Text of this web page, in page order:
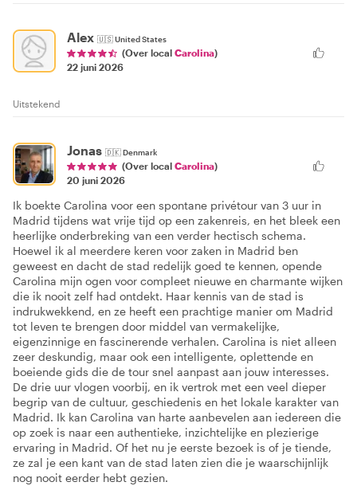
Alex 🇺🇸United States
(Over local Carolina)
22 juni 2026
Uitstekend
Jonas 🇩🇰Denmark
(Over local Carolina)
20 juni 2026
Ik boekte Carolina voor een spontane privétour van 3 uur in
Madrid tijdens wat vrije tijd op een zakenreis, en het bleek een
heerlijke onderbreking van een verder hectisch schema.
Hoewel ik al meerdere keren voor zaken in Madrid ben
geweest en dacht de stad redelijk goed te kennen, opende
Carolina mijn ogen voor compleet nieuwe en charmante wijken
die ik nooit zelf had ontdekt. Haar kennis van de stad is
indrukwekkend, en ze heeft een prachtige manier om Madrid
tot leven te brengen door middel van vermakelijke,
eigenzinnige en fascinerende verhalen. Carolina is niet alleen
zeer deskundig, maar ook een intelligente, oplettende en
boeiende gids die de tour snel aanpast aan jouw interesses.
De drie uur vlogen voorbij, en ik vertrok met een veel dieper
begrip van de cultuur, geschiedenis en het lokale karakter van
Madrid. Ik kan Carolina van harte aanbevelen aan iedereen die
op zoek is naar een authentieke, inzichtelijke en plezierige
ervaring in Madrid. Of het nu je eerste bezoek is of je tiende,
ze zal je een kant van de stad laten zien die je waarschijnlijk
nog nooit eerder hebt gezien.